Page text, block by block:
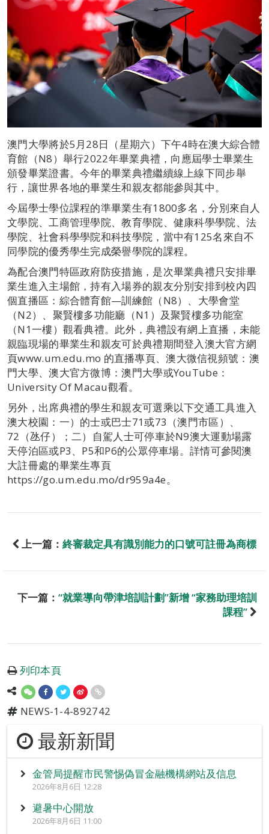
澳門大學將於5月28日（星期六）下午4時在澳大綜合體
育館（N8）舉行2022年畢業典禮，向應屆學士畢業生
頒發畢業證書。今年的畢業典禮繼續線上線下同步舉
行，讓世界各地的畢業生和親友都能參與其中。
今屆學士學位課程的準畢業生有1800多名，分別來自人
文學院、工商管理學院、教育學院、健康科學學院、法
學院、社會科學學院和科技學院，當中有125名來自不
同學院的優秀學生完成榮譽學院的課程。
為配合澳門特區政府防疫措施，是次畢業典禮只安排畢
業生進入主場館，持有入場券的親友分別安排到校內四
個直播區：綜合體育館—訓練館（N8）、大學會堂
（N2）、聚賢樓多功能廳（N1）及聚賢樓多功能室
（N1一樓）觀看典禮。此外，典禮設有網上直播，未能
親臨現場的畢業生和親友可於典禮期間登入澳大官方網
頁www.um.edu.mo 的直播專頁、澳大微信視頻號：澳
門大學、澳大官方微博：澳門大學或YouTube：
University Of Macau觀看。
另外，出席典禮的學生和親友可選乘以下交通工具進入
澳大校園：一）的士或巴士71或73（澳門市區）、
72（氹仔）；二）自駕人士可停車於N9澳大運動場露
天停泊區或P3、P5和P6的公眾停車場。詳情可參閱澳
大註冊處的畢業生專頁
https://go.um.edu.mo/dr959a4e。
上一篇： 終審裁定具有識別能力的口號可註冊為商標
下一篇： “就業導向帶津培訓計劃”新增 “家務助理培訓
課程”
列印本頁
NEWS-1-4-892742
最新新聞
金管局提醒市民警惕偽冒金融機構網站及信息
2026年8月6日 12:28
避暑中心開放
2026年8月6日 11:00